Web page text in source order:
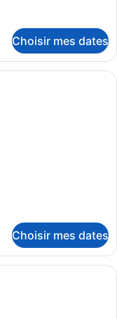
Choisir mes dates
d’hôtel
Choisir mes dates
fait, recouvert d’une